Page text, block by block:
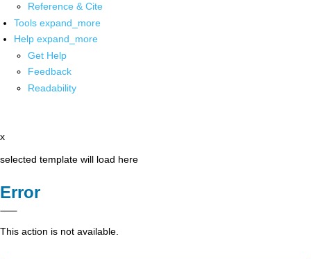
Reference & Cite
Tools expand_more
Help expand_more
Get Help
Feedback
Readability
x
selected template will load here
Error
This action is not available.